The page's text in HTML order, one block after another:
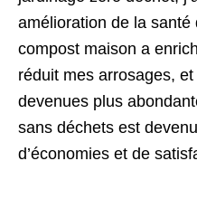
amélioration de la santé
compost maison a
réduit mes arrosages,
devenues plus
sans déchets est
d’économies et de